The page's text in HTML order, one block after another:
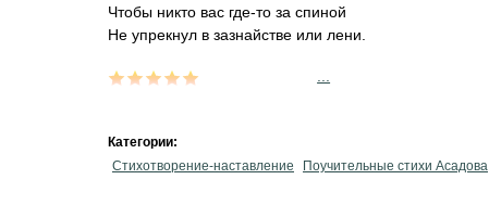
Чтобы никто вас где-то за спиной
Не упрекнул в зазнайстве или лени.
Категории:
Стихотворение-наставление
Поучительные стихи Асадова